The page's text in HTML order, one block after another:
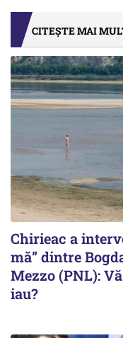
CITEȘTE MAI
Chirieac a
mă” dintre
Mezzo (PNL):
iau?